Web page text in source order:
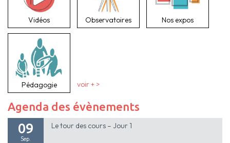
Vidéos Observatoires Nos expos
Pédagogie voir + >
Agenda des évènements
09
Sep.
Le tour des cours – Jour 1